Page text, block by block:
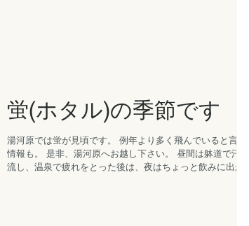
蛍(ホタル)の季節です
湯河原では蛍が見頃です。 例年より多く飛んでいると言う
情報も。 是非、湯河原へお越し下さい。 昼間は躰道で汗を
流し、温泉で疲れをとった後は、夜はちょっと飲みに出かけ